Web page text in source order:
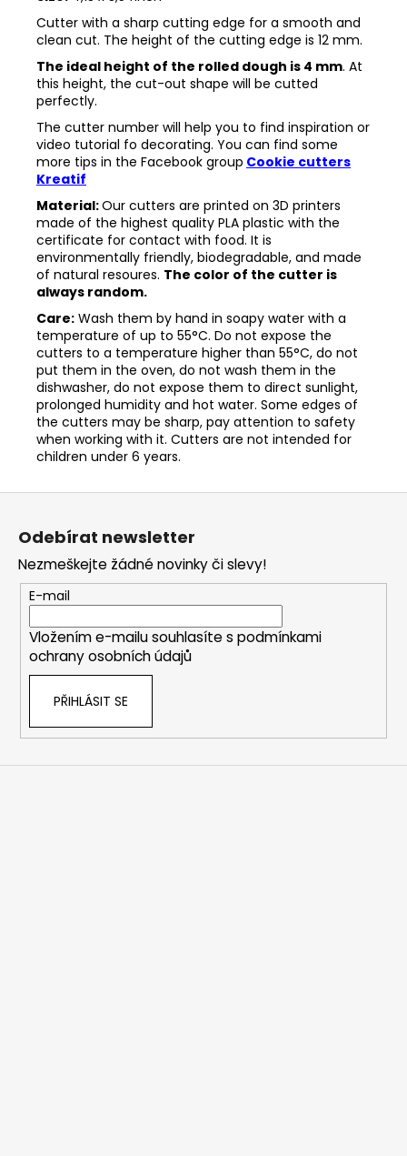
Cutter with a sharp cutting edge for a smooth and
clean cut. The height of the cutting edge is 12 mm.
The ideal height of the rolled dough is 4 mm. At
this height, the cut-out shape will be cutted
perfectly.
The cutter number will help you to find inspiration or
video tutorial fo decorating. You can find some
more tips in the Facebook group Cookie cutters
Kreatif
Material:Our cutters are printed on 3D printers
made of the highest quality PLA plastic with the
certificate for contact with food. It is
environmentally friendly, biodegradable, and made
of natural resoures. The color of the cutter is
always random.
Care: Wash them by hand in soapy water with a
temperature of up to 55°C. Do not expose the
cutters to a temperature higher than 55°C, do not
put them in the oven, do not wash them in the
dishwasher, do not expose them to direct sunlight,
prolonged humidity and hot water. Some edges of
the cutters may be sharp, pay attention to safety
when working with it. Cutters are not intended for
children under 6 years.
Z
Odebírat newsletter
Nezmeškejte žádné novinky či slevy!
E-mail
Vložením e-mailu souhlasíte s podmínkami
ochrany osobních údajů
PŘIHLÁSIT SE